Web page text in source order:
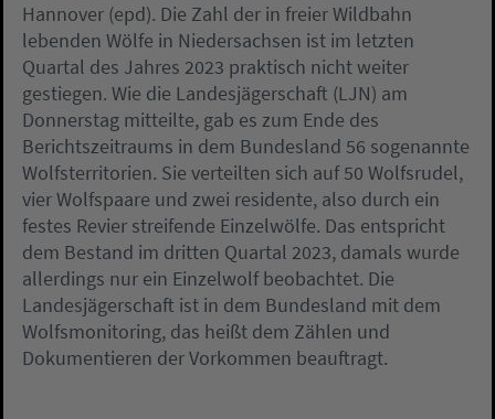
Hannover (epd). Die Zahl der in freier Wildbahn
lebenden Wölfe in Niedersachsen ist im letzten
Quartal des Jahres 2023 praktisch nicht weiter
gestiegen. Wie die Landesjägerschaft (LJN) am
Donnerstag mitteilte, gab es zum Ende des
Berichtszeitraums in dem Bundesland 56 sogenannte
Wolfsterritorien. Sie verteilten sich auf 50 Wolfsrudel,
vier Wolfspaare und zwei residente, also durch ein
festes Revier streifende Einzelwölfe. Das entspricht
dem Bestand im dritten Quartal 2023, damals wurde
allerdings nur ein Einzelwolf beobachtet. Die
Landesjägerschaft ist in dem Bundesland mit dem
Wolfsmonitoring, das heißt dem Zählen und
Dokumentieren der Vorkommen beauftragt.